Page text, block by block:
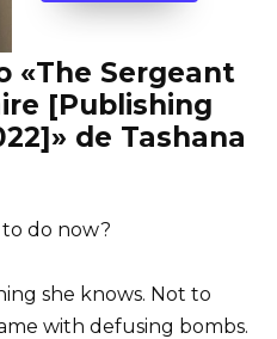
«The Sergeant
[Publishing
de Tashana
do now?
she knows. Not to
with defusing bombs.